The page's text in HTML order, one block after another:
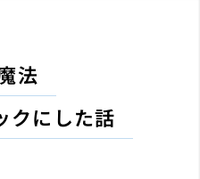
法
クにした話